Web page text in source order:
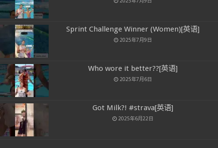
Sprint Challenge Winner (Women)[英语]
2025年7月9日
Who wore it better??[英语]
2025年7月6日
Got Milk?! #strava[英语]
2025年6月22日